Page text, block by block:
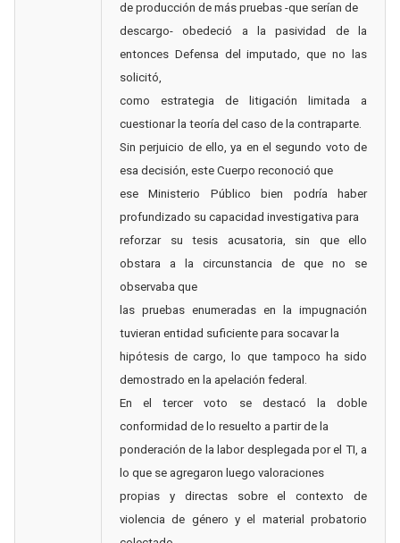
de producción de más pruebas -que serían de
descargo- obedeció a la pasividad de la
entonces Defensa del imputado, que no las
solicitó,
como estrategia de litigación limitada a
cuestionar la teoría del caso de la contraparte.
Sin perjuicio de ello, ya en el segundo voto de
esa decisión, este Cuerpo reconoció que
ese Ministerio Público bien podría haber
profundizado su capacidad investigativa para
reforzar su tesis acusatoria, sin que ello
obstara a la circunstancia de que no se
observaba que
las pruebas enumeradas en la impugnación
tuvieran entidad suficiente para socavar la
hipótesis de cargo, lo que tampoco ha sido
demostrado en la apelación federal.
En el tercer voto se destacó la doble
conformidad de lo resuelto a partir de la
ponderación de la labor desplegada por el TI, a
lo que se agregaron luego valoraciones
propias y directas sobre el contexto de
violencia de género y el material probatorio